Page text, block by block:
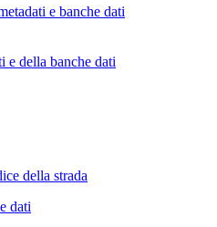
e banche dati
e della banche dati
della strada
dati